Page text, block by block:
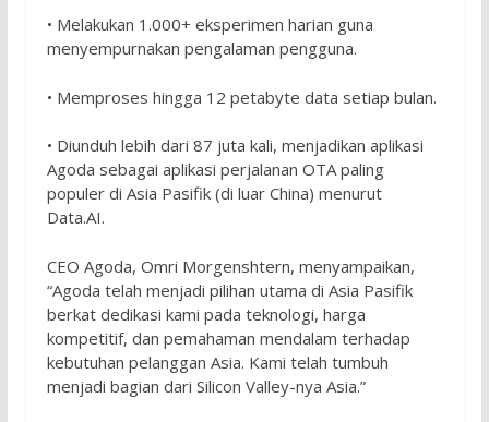
• Melakukan 1.000+ eksperimen harian guna
menyempurnakan pengalaman pengguna.
• Memproses hingga 12 petabyte data setiap bulan.
• Diunduh lebih dari 87 juta kali, menjadikan aplikasi
Agoda sebagai aplikasi perjalanan OTA paling
populer di Asia Pasifik (di luar China) menurut
Data.AI.
CEO Agoda, Omri Morgenshtern, menyampaikan,
“Agoda telah menjadi pilihan utama di Asia Pasifik
berkat dedikasi kami pada teknologi, harga
kompetitif, dan pemahaman mendalam terhadap
kebutuhan pelanggan Asia. Kami telah tumbuh
menjadi bagian dari Silicon Valley-nya Asia.”